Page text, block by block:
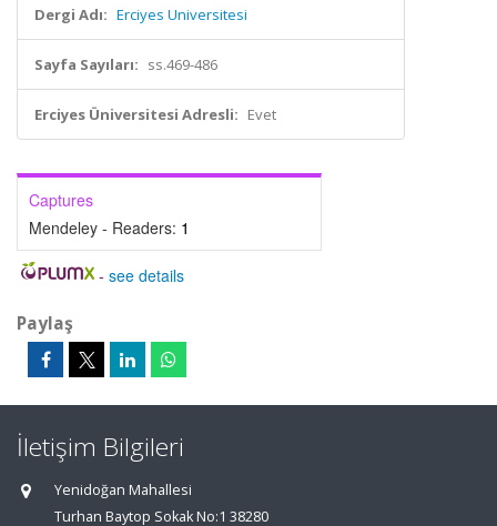
Dergi Adı: Erciyes Universitesi
Sayfa Sayıları: ss.469-486
Erciyes Üniversitesi Adresli: Evet
Captures
Mendeley - Readers: 1
- see details
Paylaş
İletişim Bilgileri
Yenidoğan Mahallesi
Turhan Baytop Sokak No:1 38280